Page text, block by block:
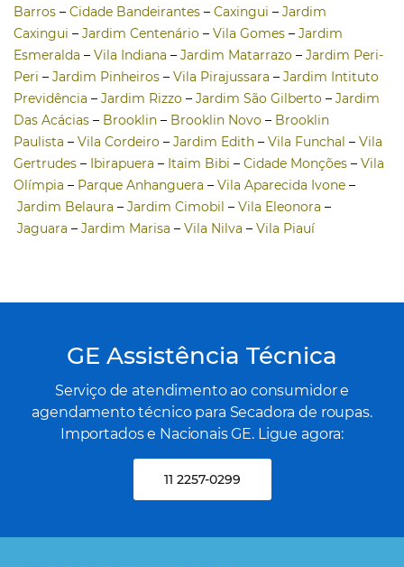
Barros – Cidade Bandeirantes – Caxingui – Jardim
Caxingui – Jardim Centenário – Vila Gomes – Jardim
Esmeralda – Vila Indiana – Jardim Matarrazo – Jardim Peri-
Peri – Jardim Pinheiros – Vila Pirajussara – Jardim Intituto
Previdência – Jardim Rizzo – Jardim São Gilberto – Jardim
Das Acácias – Brooklin – Brooklin Novo – Brooklin
Paulista – Vila Cordeiro – Jardim Edith – Vila Funchal – Vila
Gertrudes – Ibirapuera – Itaim Bibi – Cidade Monções – Vila
Olímpia – Parque Anhanguera – Vila Aparecida Ivone –
Jardim Belaura – Jardim Cimobil – Vila Eleonora –
Jaguara – Jardim Marisa – Vila Nilva – Vila Piauí
GE Assistência Técnica
Serviço de atendimento ao consumidor e
agendamento técnico para Secadora de roupas.
Importados e Nacionais GE. Ligue agora:
11 2257-0299